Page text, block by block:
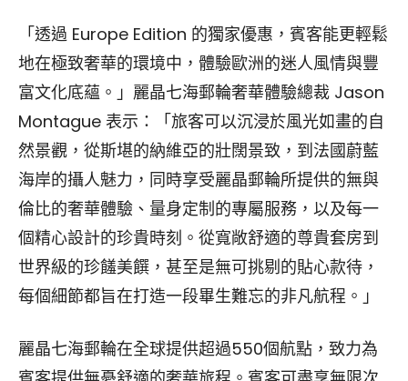
「透過 Europe Edition 的獨家優惠，賓客能更輕鬆
地在極致奢華的環境中，體驗歐洲的迷人風情與豐
富文化底蘊。」麗晶七海郵輪奢華體驗總裁 Jason
Montague 表示：「旅客可以沉浸於風光如畫的自
然景觀，從斯堪的納維亞的壯闊景致，到法國蔚藍
海岸的攝人魅力，同時享受麗晶郵輪所提供的無與
倫比的奢華體驗、量身定制的專屬服務，以及每一
個精心設計的珍貴時刻。從寬敞舒適的尊貴套房到
世界級的珍饈美饌，甚至是無可挑剔的貼心款待，
每個細節都旨在打造一段畢生難忘的非凡航程。」
麗晶七海郵輪在全球提供超過550個航點，致力為